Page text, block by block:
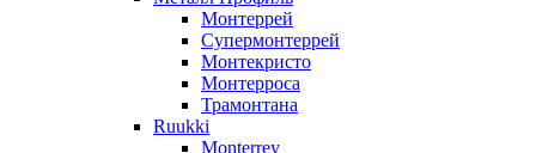
Монтеррей
Супермонтеррей
Монтекристо
Монтерроса
Трамонтана
Ruukki
Monterrey